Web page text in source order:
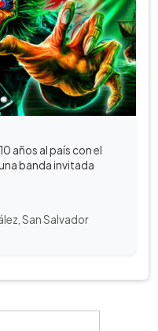
años al país con el
banda invitada
San Salvador